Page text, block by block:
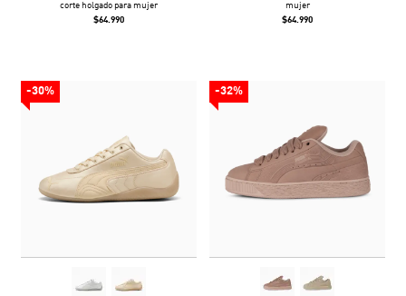
corte holgado para mujer
$64.990
mujer
$64.990
-30% -32%